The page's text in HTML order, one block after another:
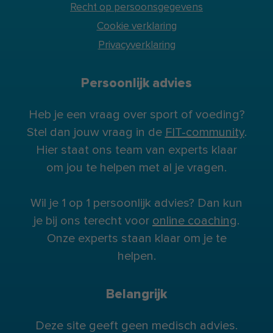
Recht op persoonsgegevens
Cookie verklaring
Privacyverklaring
Persoonlijk advies
Heb je een vraag over sport of voeding?
Stel dan jouw vraag in de FIT-community.
Hier staat ons team van experts klaar
om jou te helpen met al je vragen.
Wil je 1 op 1 persoonlijk advies? Dan kun
je bij ons terecht voor online coaching.
Onze experts staan klaar om je te
helpen.
Belangrijk
Deze site geeft geen medisch advies.